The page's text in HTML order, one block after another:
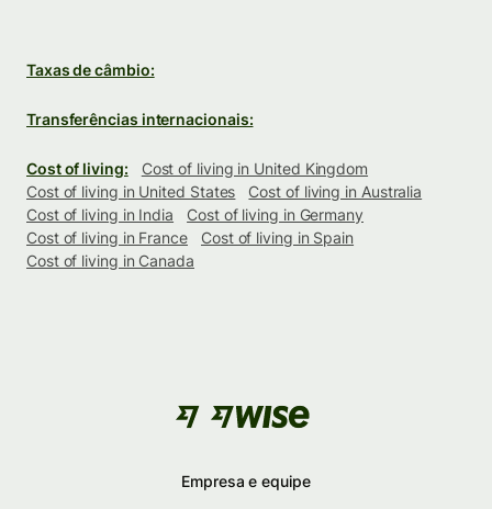
Taxas de câmbio:
Transferências internacionais:
Cost of living:
Cost of living in United Kingdom
Cost of living in United States
Cost of living in Australia
Cost of living in India
Cost of living in Germany
Cost of living in France
Cost of living in Spain
Cost of living in Canada
Empresa e equipe